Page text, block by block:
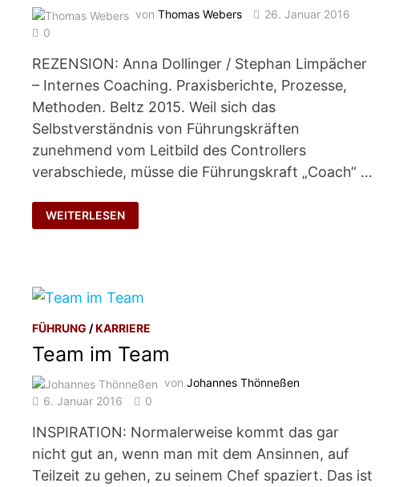
vonThomas Webers
26. Januar 2016
0
REZENSION: Anna Dollinger / Stephan Limpächer
– Internes Coaching. Praxisberichte, Prozesse,
Methoden. Beltz 2015. Weil sich das
Selbstverständnis von Führungskräften
zunehmend vom Leitbild des Controllers
verabschiede, müsse die Führungskraft „Coach“ …
FÜHRUNGSKRAFT
ALS
COACH
WEITERLESEN
FÜHRUNG /KARRIERE
Team im Team
vonJohannes Thönneßen
6. Januar 2016
0
INSPIRATION: Normalerweise kommt das gar
nicht gut an, wenn man mit dem Ansinnen, auf
Teilzeit zu gehen, zu seinem Chef spaziert. Das ist